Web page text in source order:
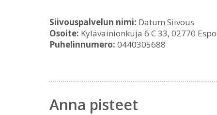
Siivouspalvelun nimi: Datum Siivous
Osoite: Kylävainionkuja 6 C 33, 02770
Puhelinnumero: 0440305688
Anna pisteet